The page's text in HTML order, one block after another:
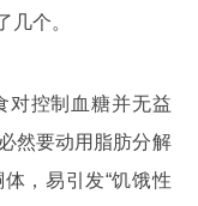
几个。
对控制血糖并无益
然要动用脂肪分解
，易引发“饥饿性